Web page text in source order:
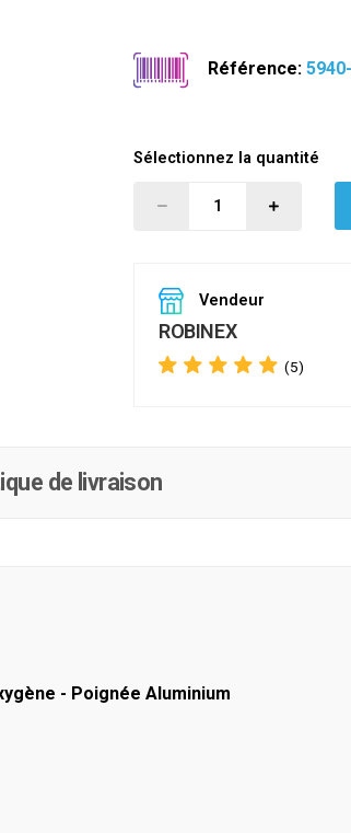
Référence:
Sélectionnez la quantité
Vendeur
ROBINEX
(5)
de livraison
- Poignée Aluminium